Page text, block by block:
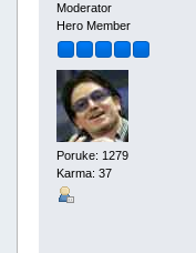
Moderator
Hero Member
Poruke: 1279
Karma: 37